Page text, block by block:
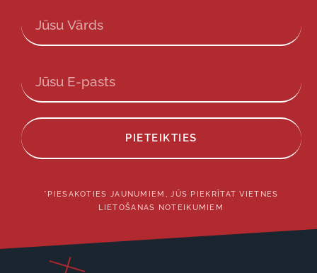
PIETEIKTIES
*PIESAKOTIES JAUNUMIEM, JŪS PIEKRĪTAT VIETNES
LIETOŠANAS NOTEIKUMIEM